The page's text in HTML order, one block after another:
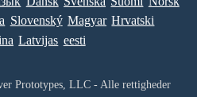
Slovenský Magyar Hrvatski
Latvijas eesti
Prototypes, LLC - Alle rettigheder